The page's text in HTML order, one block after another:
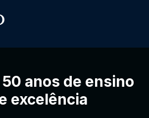
anos de ensino
excelência